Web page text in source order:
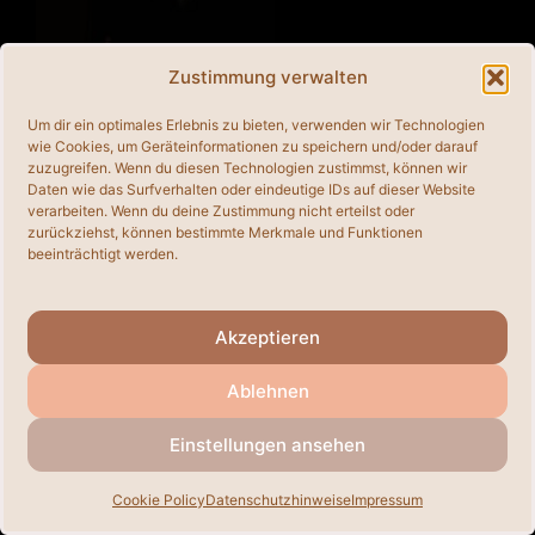
Zustimmung verwalten
Um dir ein optimales Erlebnis zu bieten, verwenden wir Technologien
wie Cookies, um Geräteinformationen zu speichern und/oder darauf
zuzugreifen. Wenn du diesen Technologien zustimmst, können wir
Daten wie das Surfverhalten oder eindeutige IDs auf dieser Website
verarbeiten. Wenn du deine Zustimmung nicht erteilst oder
zurückziehst, können bestimmte Merkmale und Funktionen
beeinträchtigt werden.
Akzeptieren
Ablehnen
Einstellungen ansehen
Cookie PolicyDatenschutzhinweiseImpressum
© 2026• Erstellt mitGeneratePress